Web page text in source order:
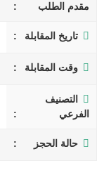
مقدم الطلب
تاريخ المقابلة
وقت المقابلة
التصنيف
الفرعي
حالة الحجز